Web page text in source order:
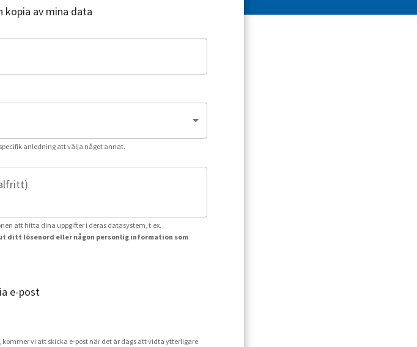
kopia av mina data
anledning att välja något annat.
att hitta dina uppgifter i deras datasystem, t.ex.
ditt lösenord eller någon personlig information som
e-post
vi att skicka e-post när det är dags att vidta ytterligare